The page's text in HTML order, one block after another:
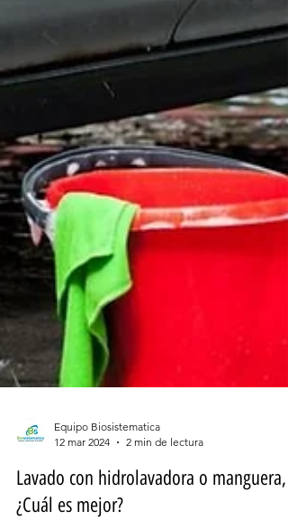
12 mar 2024
2 min de lectura
Lavado con hidrolavadora o manguera,